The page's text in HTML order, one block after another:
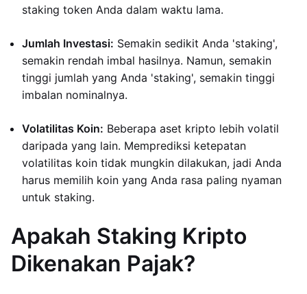
staking token Anda dalam waktu lama.
Jumlah Investasi: Semakin sedikit Anda 'staking',
semakin rendah imbal hasilnya. Namun, semakin
tinggi jumlah yang Anda 'staking', semakin tinggi
imbalan nominalnya.
Volatilitas Koin: Beberapa aset kripto lebih volatil
daripada yang lain. Memprediksi ketepatan
volatilitas koin tidak mungkin dilakukan, jadi Anda
harus memilih koin yang Anda rasa paling nyaman
untuk staking.
Apakah Staking Kripto
Dikenakan Pajak?